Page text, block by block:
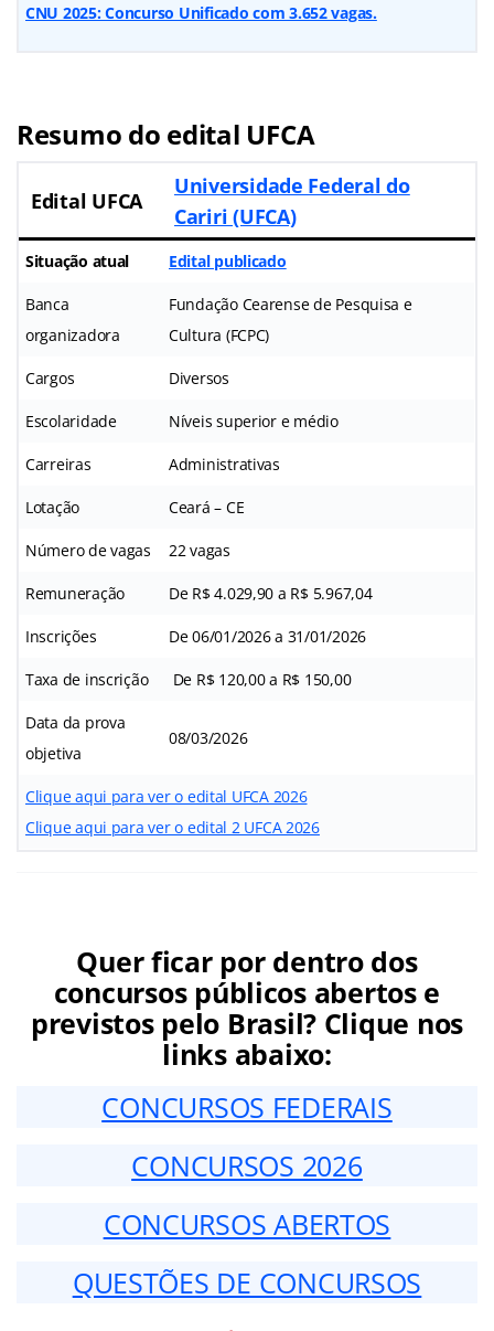
CNU 2025: Concurso Unificado com 3.652 vagas.
Resumo do edital UFCA
Edital UFCA
Universidade Federal do
Cariri (UFCA)
Situação atual Edital publicado
Banca
organizadora
Fundação Cearense de Pesquisa e
Cultura (FCPC)
Cargos Diversos
Escolaridade Níveis superior e médio
Carreiras Administrativas
Lotação Ceará – CE
Número de vagas 22 vagas
Remuneração De R$ 4.029,90 a R$ 5.967,04
Inscrições De 06/01/2026 a 31/01/2026
Taxa de inscrição De R$ 120,00 a R$ 150,00
Data da prova
objetiva
08/03/2026
Clique aqui para ver o edital UFCA 2026
Clique aqui para ver o edital 2 UFCA 2026
Quer ficar por dentro dos
concursos públicos abertos e
previstos pelo Brasil? Clique nos
links abaixo:
CONCURSOS FEDERAIS
CONCURSOS 2026
CONCURSOS ABERTOS
QUESTÕES DE CONCURSOS